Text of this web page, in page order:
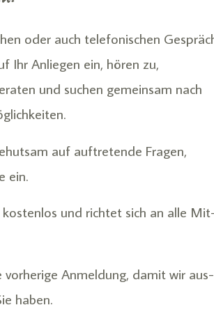
oder auch telefonischen
Ihr Anliegen ein, hören zu,
und suchen gemeinsam nach
auf auf­tretende Fragen,
ein.
und richtet sich an alle
vorherige Anmeldung, damit wir aus­
haben.